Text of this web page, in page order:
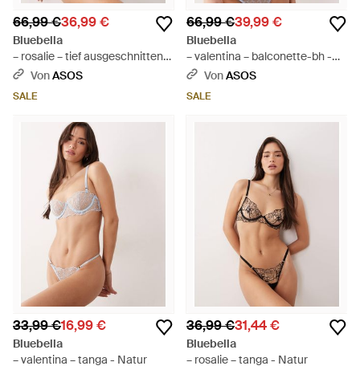
66,99 €36,99 €
Bluebella
– rosalie – tief ausgeschnittener
bh - Natur
VonASOS
SALE
66,99 €39,99 €
Bluebella
– valentina – balconette-bh -
Braun
VonASOS
SALE
33,99 €16,99 €
Bluebella
– valentina – tanga - Natur
36,99 €31,44 €
Bluebella
– rosalie – tanga - Natur